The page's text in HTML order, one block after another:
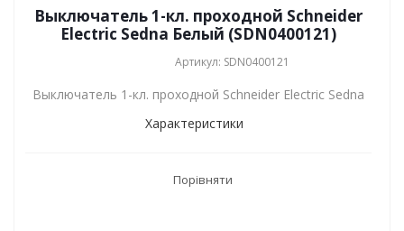
Выключатель 1-кл. проходной Schneider
Electric Sedna Белый (SDN0400121)
Артикул: SDN0400121
Выключатель 1-кл. проходной Schneider Electric Sedna
Характеристики
Порівняти